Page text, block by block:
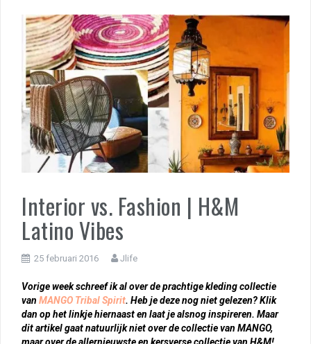
Interior vs. Fashion | H&M
Latino Vibes
25 februari 2016 Jlife
Vorige week schreef ik al over de prachtige kleding collectie
van MANGO Tribal Spirit. Heb je deze nog niet gelezen? Klik
dan op het linkje hiernaast en laat je alsnog inspireren. Maar
dit artikel gaat natuurlijk niet over de collectie van MANGO,